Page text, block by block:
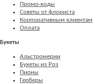
Промо-коды
Советы от флориста
Корпоративным клиентам
Оплата
Букеты
Альстромерии
Букеты из Роз
Пионы
Герберы